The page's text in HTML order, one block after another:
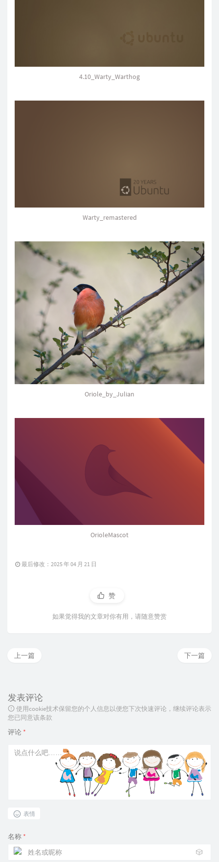
4.10_Warty_Warthog
Warty_remastered
Oriole_by_Julian
OrioleMascot
最后修改：2025 年 04 月 21 日
赞
如果觉得我的文章对你有用，请随意赞赏
下一篇
上一篇
发表评论
使用cookie技术保留您的个人信息以便您下次快速评论，继续评论表示
您已同意该条款
评论 *
表情
名称 *
🎲